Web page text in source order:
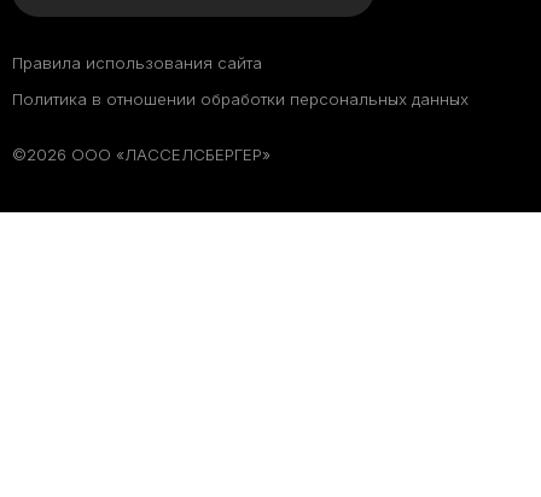
©2026 ООО «ЛАССЕЛСБЕРГЕР»
Правила использования сайта
Политика в отношении обработки персональных данных